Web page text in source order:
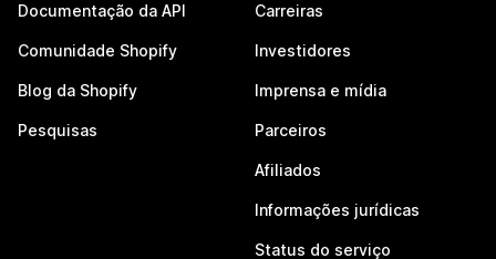
Documentação da API
Comunidade Shopify
Blog da Shopify
Pesquisas
Carreiras
Investidores
Imprensa e mídia
Parceiros
Afiliados
Informações jurídicas
Status do serviço